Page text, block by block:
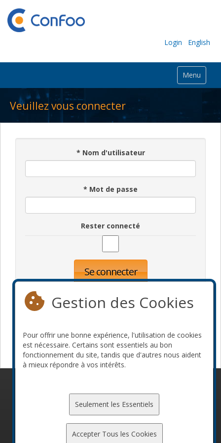
Login English
Menu
Veuillez vous connecter
* Nom d'utilisateur
* Mot de passe
Rester connecté
Se connecter
Devenir commanditaire
Gestion des Cookies
Pour offrir une bonne expérience, l'utilisation de cookies
est nécessaire. Certains sont essentiels au bon
fonctionnement du site, tandis que d'autres nous aident
à mieux répondre à vos intérêts.
Seulement les Essentiels
Accepter Tous les Cookies